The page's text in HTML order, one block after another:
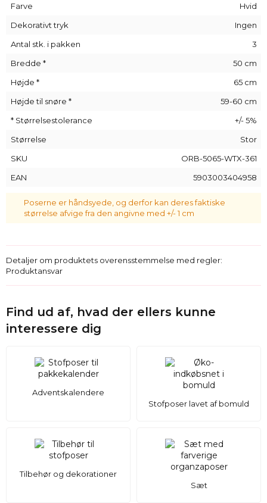
fotoalbum og større elektronik, f.eks. en tablet.
Dekorative organza-poser
indpakningsmaterialer, der kan bruges i enhver situation.
Farve
Hvid
Dekorativt tryk
Ingen
Antal stk. i pakken
3
Bredde *
50 cm
Højde *
65 cm
Højde til snøre *
59-60 cm
* Størrelsestolerance
+/- 5%
Størrelse
Stor
SKU
ORB-5065-WTX-361
EAN
5903003404958
Poserne er håndsyede, og derfor kan deres faktiske
størrelse afvige fra den angivne med +/- 1 cm
Detaljer om produktets overensstemmelse med regler:
Produktansvar
Find ud af, hvad der ellers kunne
interessere dig
Adventskalendere
Stofposer lavet af bomuld
Tilbehør og dekorationer
Sæt